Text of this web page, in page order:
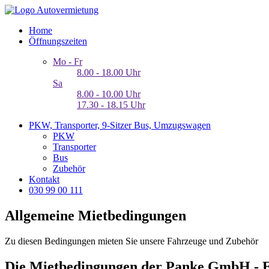
Autovermietung
Home
Öffnungszeiten
Mo - Fr
8.00 - 18.00 Uhr
Sa
8.00 - 10.00 Uhr
17.30 - 18.15 Uhr
PKW, Transporter, 9-Sitzer Bus, Umzugswagen
PKW
Transporter
Bus
Zubehör
Kontakt
030 99 00 111
Allgemeine Mietbedingungen
Zu diesen Bedingungen mieten Sie unsere Fahrzeuge und Zubehör